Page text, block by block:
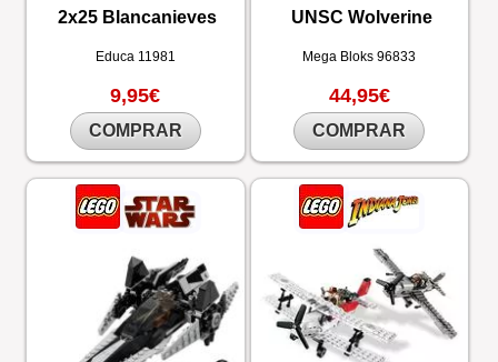
2x25 Blancanieves
Educa 11981
9,95€
COMPRAR
UNSC Wolverine
Mega Bloks96833
44,95€
COMPRAR